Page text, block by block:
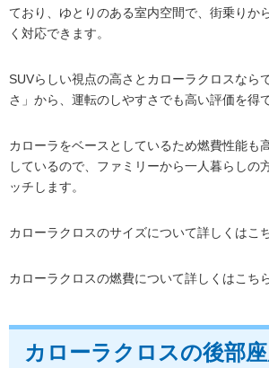
ており、ゆとりのある室内空間で、街乗りか
く対応できます。
SUVらしい視点の高さとカローラクロスなら
さ」から、運転のしやすさでも高い評価を得
カローラをベースとしているため燃費性能も
しているので、ファミリーから一人暮らしの
ッチします。
カローラクロスのサイズについて詳しくはこ
カローラクロスの燃費について詳しくはこち
カローラクロスの後部